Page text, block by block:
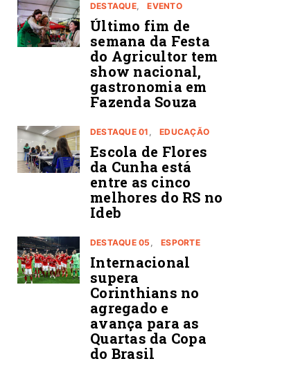
DESTAQUE EVENTO
Último fim de
semana da Festa
do Agricultor tem
show nacional,
gastronomia em
Fazenda Souza
DESTAQUE 01 EDUCAÇÃO
Escola de Flores
da Cunha está
entre as cinco
melhores do RS no
Ideb
DESTAQUE 05 ESPORTE
Internacional
supera
Corinthians no
agregado e
avança para as
Quartas da Copa
do Brasil